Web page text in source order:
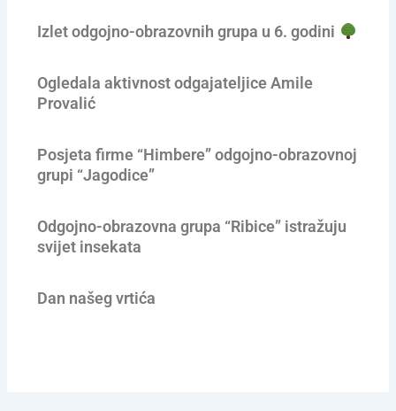
Izlet odgojno-obrazovnih grupa u 6. godini
Ogledala aktivnost odgajateljice Amile
Provalić
Posjeta firme “Himbere” odgojno-obrazovnoj
grupi “Jagodice”
Odgojno-obrazovna grupa “Ribice” istražuju
svijet insekata
Dan našeg vrtića